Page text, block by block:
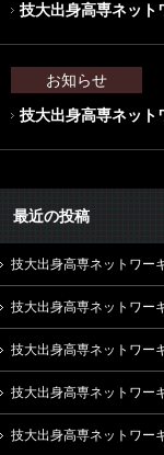
技大出身高専ネット
お知らせ
技大出身高専ネット
最近の投稿
技大出身高専ネットワー
技大出身高専ネットワー
技大出身高専ネットワー
技大出身高専ネットワー
技大出身高専ネットワー